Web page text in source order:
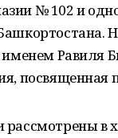
№ 102 и
Равиля
посвященная
в